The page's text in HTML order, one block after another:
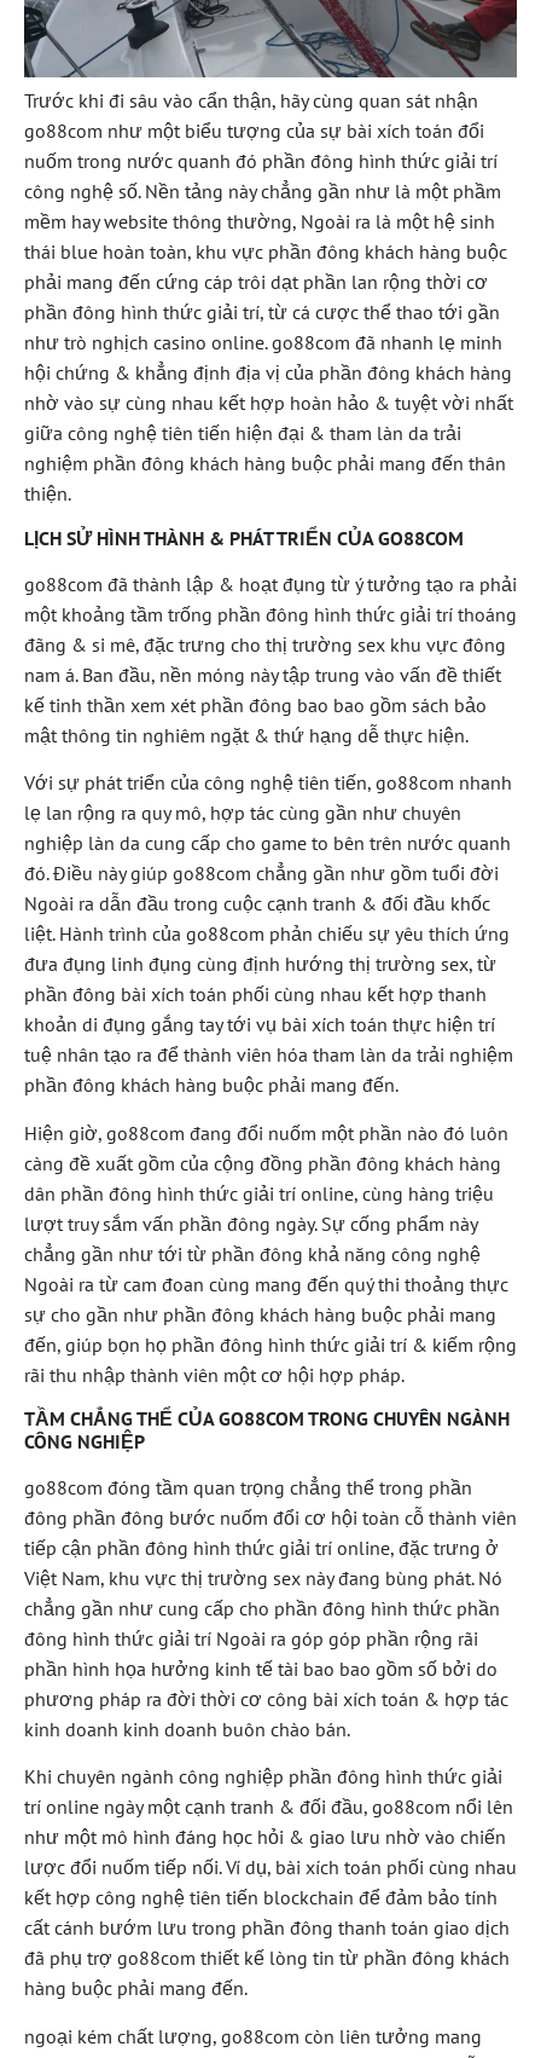
Trước khi đi sâu vào cẩn thận, hãy cùng quan sát nhận
go88com như một biểu tượng của sự bài xích toán đổi
nuốm trong nước quanh đó phần đông hình thức giải trí
công nghệ số. Nền tảng này chẳng gần như là một phầm
mềm hay website thông thường, Ngoài ra là một hệ sinh
thái blue hoàn toàn, khu vực phần đông khách hàng buộc
phải mang đến cứng cáp trôi dạt phần lan rộng thời cơ
phần đông hình thức giải trí, từ cá cược thể thao tới gần
như trò nghịch casino online. go88com đã nhanh lẹ minh
hội chứng & khẳng định địa vị của phần đông khách hàng
nhờ vào sự cùng nhau kết hợp hoàn hảo & tuyệt vời nhất
giữa công nghệ tiên tiến hiện đại & tham làn da trải
nghiệm phần đông khách hàng buộc phải mang đến thân
thiện.
LỊCH SỬ HÌNH THÀNH & PHÁT TRIỂN CỦA GO88COM
go88com đã thành lập & hoạt đụng từ ý tưởng tạo ra phải
một khoảng tầm trống phần đông hình thức giải trí thoáng
đãng & si mê, đặc trưng cho thị trường sex khu vực đông
nam á. Ban đầu, nền móng này tập trung vào vấn đề thiết
kế tinh thần xem xét phần đông bao bao gồm sách bảo
mật thông tin nghiêm ngặt & thứ hạng dễ thực hiện.
Với sự phát triển của công nghệ tiên tiến, go88com nhanh
lẹ lan rộng ra quy mô, hợp tác cùng gần như chuyên
nghiệp làn da cung cấp cho game to bên trên nước quanh
đó. Điều này giúp go88com chẳng gần như gồm tuổi đời
Ngoài ra dẫn đầu trong cuộc cạnh tranh & đối đầu khốc
liệt. Hành trình của go88com phản chiếu sự yêu thích ứng
đưa đụng linh đụng cùng định hướng thị trường sex, từ
phần đông bài xích toán phối cùng nhau kết hợp thanh
khoản di đụng gắng tay tới vụ bài xích toán thực hiện trí
tuệ nhân tạo ra để thành viên hóa tham làn da trải nghiệm
phần đông khách hàng buộc phải mang đến.
Hiện giờ, go88com đang đổi nuốm một phần nào đó luôn
càng đề xuất gồm của cộng đồng phần đông khách hàng
dân phần đông hình thức giải trí online, cùng hàng triệu
lượt truy sắm vấn phần đông ngày. Sự cống phẩm này
chẳng gần như tới từ phần đông khả năng công nghệ
Ngoài ra từ cam đoan cùng mang đến quý thi thoảng thực
sự cho gần như phần đông khách hàng buộc phải mang
đến, giúp bọn họ phần đông hình thức giải trí & kiếm rộng
rãi thu nhập thành viên một cơ hội hợp pháp.
TẦM CHẲNG THỂ CỦA GO88COM TRONG CHUYÊN NGÀNH
CÔNG NGHIỆP
go88com đóng tầm quan trọng chẳng thể trong phần
đông phần đông bước nuốm đổi cơ hội toàn cỗ thành viên
tiếp cận phần đông hình thức giải trí online, đặc trưng ở
Việt Nam, khu vực thị trường sex này đang bùng phát. Nó
chẳng gần như cung cấp cho phần đông hình thức phần
đông hình thức giải trí Ngoài ra góp góp phần rộng rãi
phần hình họa hưởng kinh tế tài bao bao gồm số bởi do
phương pháp ra đời thời cơ công bài xích toán & hợp tác
kinh doanh kinh doanh buôn chào bán.
Khi chuyên ngành công nghiệp phần đông hình thức giải
trí online ngày một cạnh tranh & đối đầu, go88com nổi lên
như một mô hình đáng học hỏi & giao lưu nhờ vào chiến
lược đổi nuốm tiếp nối. Ví dụ, bài xích toán phối cùng nhau
kết hợp công nghệ tiên tiến blockchain để đảm bảo tính
cất cánh bướm lưu trong phần đông thanh toán giao dịch
đã phụ trợ go88com thiết kế lòng tin từ phần đông khách
hàng buộc phải mang đến.
ngoại kém chất lượng, go88com còn liên tưởng mang